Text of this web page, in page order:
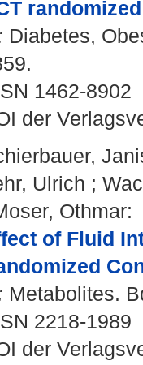
Diabetes,
1462-8902
der
Ulrich ;
Othmar:
of Fluid
Metabolites.
2218-1989
der